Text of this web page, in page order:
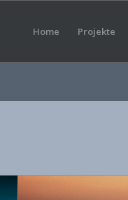
Home Projekte